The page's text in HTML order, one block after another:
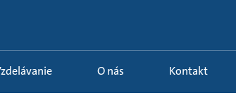
Vzdelávanie O nás Kontakt